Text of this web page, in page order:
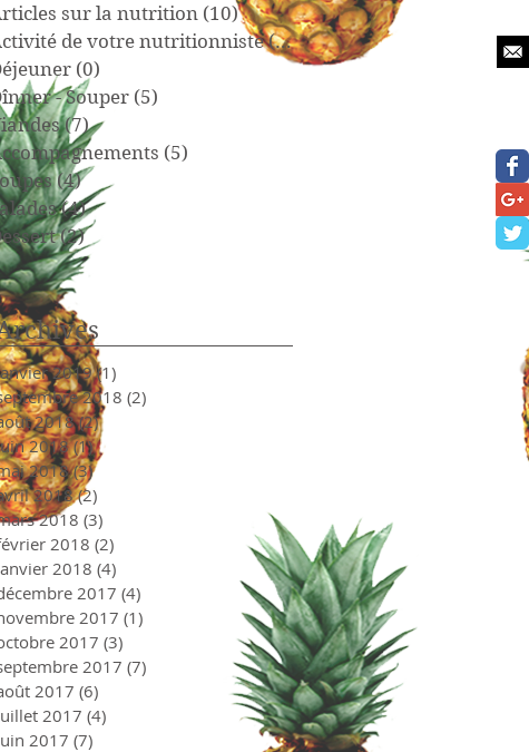
2019 (1)
2018 (2)
2018 (2)2 posts
2018 (1)1 post
2018(3)3 posts
2018(2)
2018 (3)
2018 (2)
2018 (4)
2017 (4)
2017 (1)
2017 (3)
2017 (7)
2017 (6)
2017 (4)
2017 (7)
sur la nutrition (10)10 posts
de votre nutritionniste (15)
15 posts
(0)
- Souper (5)
(7)7 posts
(5)
(4)4 posts
(4)4 posts
(2)2 posts